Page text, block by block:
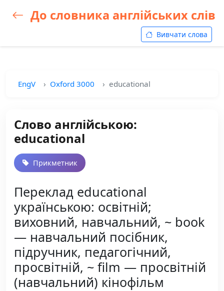
До словника англійських слів
Вивчати слова
EngV Oxford 3000 educational
Слово англійською:
educational
Прикметник
Переклад educational
українською: освітній;
виховний, навчальний, ~ book
— навчальний посібник,
підручник, педагогічний,
просвітній, ~ film — просвітній
(навчальний) кінофільм